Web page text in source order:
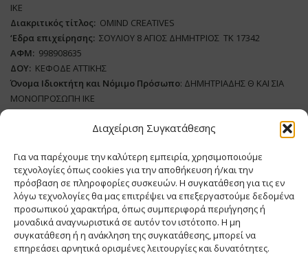
Διαχείριση Συγκατάθεσης
Για να παρέχουμε την καλύτερη εμπειρία, χρησιμοποιούμε
τεχνολογίες όπως cookies για την αποθήκευση ή/και την
πρόσβαση σε πληροφορίες συσκευών. Η συγκατάθεση για τις εν
λόγω τεχνολογίες θα μας επιτρέψει να επεξεργαστούμε δεδομένα
προσωπικού χαρακτήρα, όπως συμπεριφορά περιήγησης ή
μοναδικά αναγνωριστικά σε αυτόν τον ιστότοπο. Η μη
συγκατάθεση ή η ανάκληση της συγκατάθεσης, μπορεί να
επηρεάσει αρνητικά ορισμένες λειτουργίες και δυνατότητες.
ΙΚΕ
Διακριτικός τίτλος: ΟΜΙΝD CREATIVES
‘Eδρα επιχείρησης: ΣΟΥΛΙΟΥ 8 ΑΓΙΟΣ ΔΗΜΗΤΡΙΟΣ ΤΚ 17342
ΑΦΜ: 998908635
ΔΟΥ: ΚΕΦΟΔΕ ΑΤΤΙΚΗΣ
Όνομα Ιδιοκτήτη και Νόμιμο Πρόσωπο: ΔΗΜΗΤΡΙΑΔΗΣ Θ ΚΑΙ ΣΙΑ
ΜΟΝΟΠΡΟΣΩΠΗ ΙΚΕ
Διευθυντής Σύνταξης:ΑΘΑΝΑΣΙΟΣ ΑΝΤΩΝΙΟΥ
ΔικαιούχοςDomain:ΔΗΜΗΤΡΙΑΔΗΣ Θ ΚΑΙ ΣΙΑ ΜΟΝΟΠΡΟΣΩΠΗ ΙΚΕ
Διευθυντής: ΕΥΘΥΜΙΑΤΟΥ ΜΑΡΙΑ
Διαχειριστής:
ΕΥΘΥΜΙΑΤΟΥ ΜΑΡΙΑ
Δήλωση Συμμόρφωσης